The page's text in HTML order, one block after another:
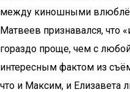
между киношными
Матвеев признавался, что
гораздо проще, чем с
интересным фактом из
что и Максим, и Елизавета